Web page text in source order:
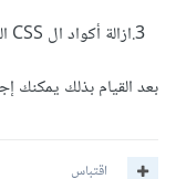
بعد القيام بذلك يمكنك
اقتباس